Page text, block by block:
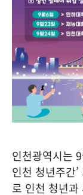
인천광역시는
인천 청년주간
로 인천 청년